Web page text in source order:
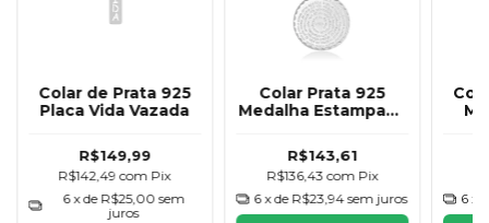
Colar de Prata 925
Placa Vida Vazada
R$149,99
R$142,49com Pix
6 x de R$25,00 sem
juros
Colar Prata 925
Medalha Estampada
R$143,61
R$136,43com Pix
6 x de R$23,94 sem juros
6 x